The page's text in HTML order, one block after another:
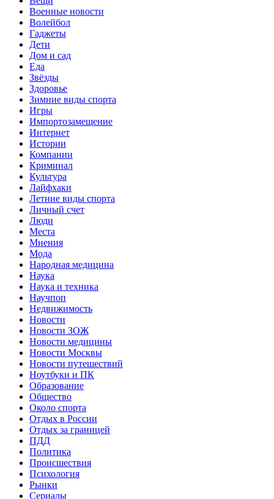
Военные новости
Волейбол
Гаджеты
Дети
Дом и сад
Еда
Звёзды
Здоровье
Зимние виды спорта
Игры
Импортозамещение
Интернет
Истории
Компании
Криминал
Культура
Лайфхаки
Летние виды спорта
Личный счет
Люди
Места
Мнения
Мода
Народная медицина
Наука
Наука и техника
Научпоп
Недвижимость
Новости
Новости ЗОЖ
Новости медицины
Новости Москвы
Новости путешествий
Ноутбуки и ПК
Образование
Общество
Около спорта
Отдых в России
Отдых за границей
ПДД
Политика
Происшествия
Психология
Рынки
Сериалы